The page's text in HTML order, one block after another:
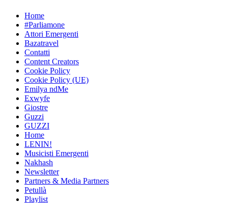
Skip
content
Home
#Parliamone
Attori Emergenti
Bazatravel
Contatti
Content Creators
Cookie Policy
Cookie Policy (UE)
Emilya ndMe
Exwyfe
Giostre
Guzzi
GUZZI
Home
LENIN!
Musicisti Emergenti
Nakhash
Newsletter
Partners & Media Partners
Petullà
Playlist